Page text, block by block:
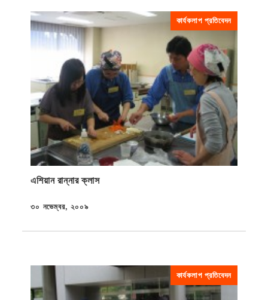
কার্যকলাপ প্রতিবেদন
এশিয়ান রান্নার ক্লাস
প্রকাশিত
৩০ নভেম্বর, ২০০৯
কার্যকলাপ প্রতিবেদন